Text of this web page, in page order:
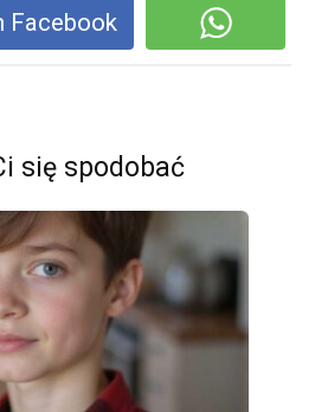
Facebook
się spodobać